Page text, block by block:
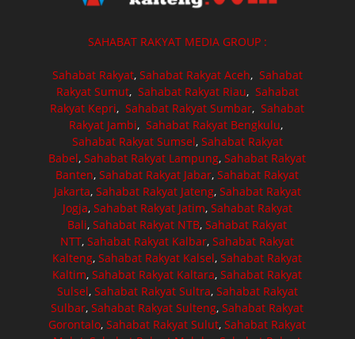
SAHABAT RAKYAT MEDIA GROUP :
Sahabat Rakyat, Sahabat Rakyat Aceh, Sahabat
Rakyat Sumut, Sahabat Rakyat Riau, Sahabat
Rakyat Kepri,Sahabat Rakyat Sumbar,Sahabat
Rakyat Jambi, Sahabat Rakyat Bengkulu,
Sahabat Rakyat Sumsel, Sahabat Rakyat
Babel,Sahabat Rakyat Lampung,Sahabat Rakyat
Banten,Sahabat Rakyat Jabar,Sahabat Rakyat
Jakarta, Sahabat Rakyat Jateng, Sahabat Rakyat
Jogja, Sahabat Rakyat Jatim, Sahabat Rakyat
Bali,Sahabat Rakyat NTB,Sahabat Rakyat
NTT,Sahabat Rakyat Kalbar,Sahabat Rakyat
Kalteng,Sahabat Rakyat Kalsel,Sahabat Rakyat
Kaltim,Sahabat Rakyat Kaltara,Sahabat Rakyat
Sulsel, Sahabat Rakyat Sultra, Sahabat Rakyat
Sulbar,Sahabat Rakyat Sulteng,Sahabat Rakyat
Gorontalo,Sahabat Rakyat Sulut,Sahabat Rakyat